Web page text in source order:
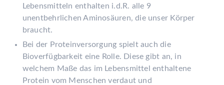
Lebensmitteln enthalten i.d.R. alle 9
unentbehrlichen Aminosäuren, die unser Körper
braucht.
Bei der Proteinversorgung spielt auch die
Bioverfügbarkeit eine Rolle. Diese gibt an, in
welchem Maße das im Lebensmittel enthaltene
Protein vom Menschen verdaut und